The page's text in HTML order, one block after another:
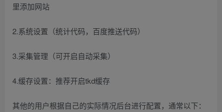
里添加网站
2.系统设置（统计代码，百度推送代码）
3.采集管理（可开启自动采集）
4.缓存设置：推荐开启tkd缓存
其他的用户根据自己的实际情况后台进行配置，通常以下：